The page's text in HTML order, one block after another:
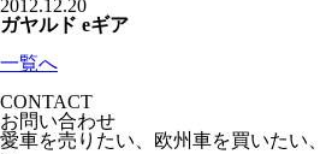
2012.12.20
ガヤルド eギア
一覧へ
CONTACT
お問い合わせ
愛車を売りたい、欧州車を買いたい